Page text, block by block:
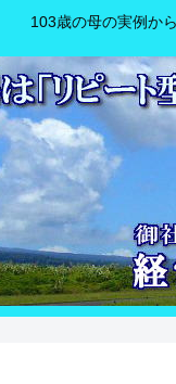
103歳の母の実例か